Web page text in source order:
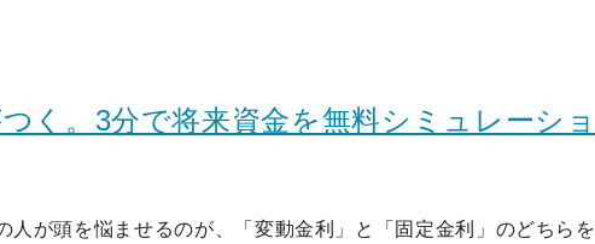
く。3分で将来資金を無料シミュレーショ
人が頭を悩ませるのが、「変動金利」と「固定金利」のどちらを